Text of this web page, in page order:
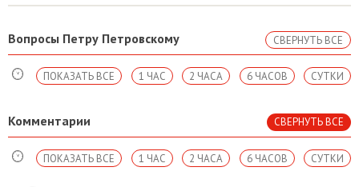
Вопросы Петру Петровскому СВЕРНУТЬ ВСЕ
СУТКИ
6 ЧАСОВ
2 ЧАСА
1 ЧАС
ПОКАЗАТЬ ВСЕ
Комментарии СВЕРНУТЬ ВСЕ
СУТКИ
6 ЧАСОВ
2 ЧАСА
1 ЧАС
ПОКАЗАТЬ ВСЕ